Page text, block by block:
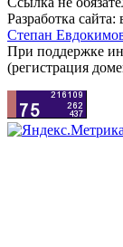
Разработка
Степан
При поддержке
(регистрация